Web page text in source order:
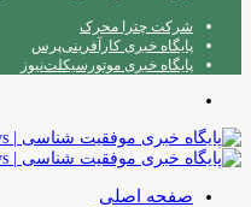
شرکت چترا محرک
پایگاه خبری کارآفرینی‌پرس
پایگاه خبری موتورسیکلت‌نیوز
صفحه اصلی